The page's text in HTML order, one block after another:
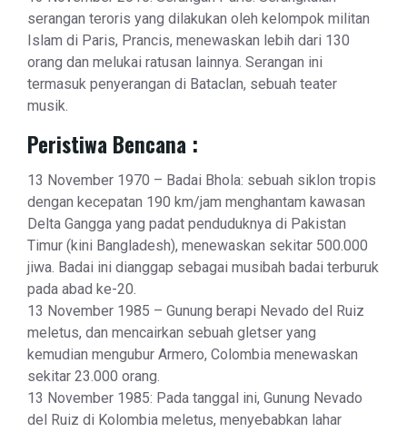
serangan teroris yang dilakukan oleh kelompok militan
Islam di Paris, Prancis, menewaskan lebih dari 130
orang dan melukai ratusan lainnya. Serangan ini
termasuk penyerangan di Bataclan, sebuah teater
musik.
Peristiwa Bencana :
13 November 1970 – Badai Bhola: sebuah siklon tropis
dengan kecepatan 190 km/jam menghantam kawasan
Delta Gangga yang padat penduduknya di Pakistan
Timur (kini Bangladesh), menewaskan sekitar 500.000
jiwa. Badai ini dianggap sebagai musibah badai terburuk
pada abad ke-20.
13 November 1985 – Gunung berapi Nevado del Ruiz
meletus, dan mencairkan sebuah gletser yang
kemudian mengubur Armero, Colombia menewaskan
sekitar 23.000 orang.
13 November 1985: Pada tanggal ini, Gunung Nevado
del Ruiz di Kolombia meletus, menyebabkan lahar